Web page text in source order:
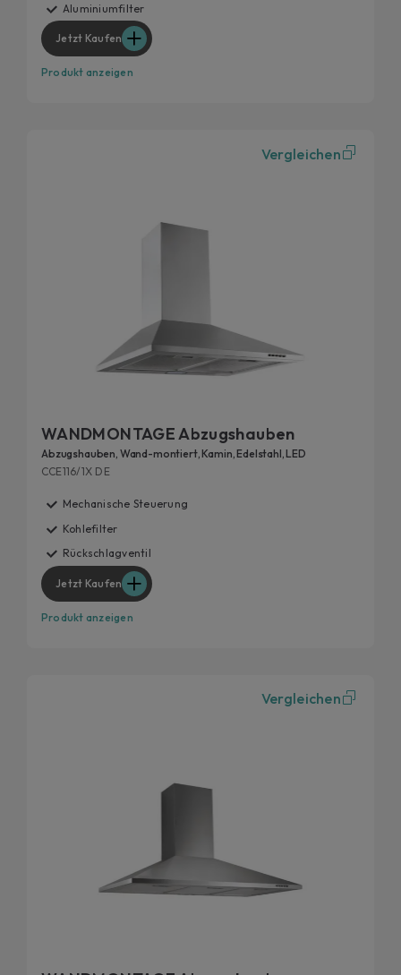
Aluminiumfilter
Jetzt Kaufen
Produkt anzeigen
Vergleichen
WANDMONTAGE Abzugshauben
Abzugshauben, Wand-montiert, Kamin, Edelstahl, LED
CCE116/1X DE
Mechanische Steuerung
Kohlefilter
Rückschlagventil
Jetzt Kaufen
Produkt anzeigen
Vergleichen